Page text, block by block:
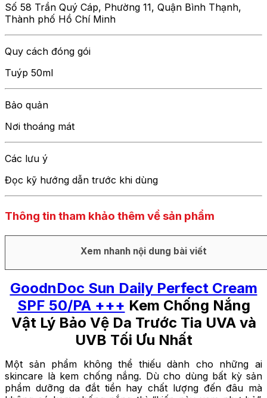
Số 58 Trần Quý Cáp, Phường 11, Quận Bình Thạnh,
Thành phố Hồ Chí Minh
Quy cách đóng gói
Tuýp 50ml
Bảo quản
Nơi thoáng mát
Các lưu ý
Đọc kỹ hướng dẫn trước khi dùng
Thông tin tham khảo thêm về sản phẩm
Xem nhanh nội dung bài viết
GoodnDoc Sun Daily Perfect Cream
SPF 50/PA +++ Kem Chống Nắng
Vật Lý Bảo Vệ Da Trước Tia UVA và
UVB Tối Ưu Nhất
Một sản phẩm không thể thiếu dành cho những ai
skincare là kem chống nắng. Dù cho dùng bất kỳ sản
phẩm dưỡng da đắt tiền hay chất lượng đến đâu mà